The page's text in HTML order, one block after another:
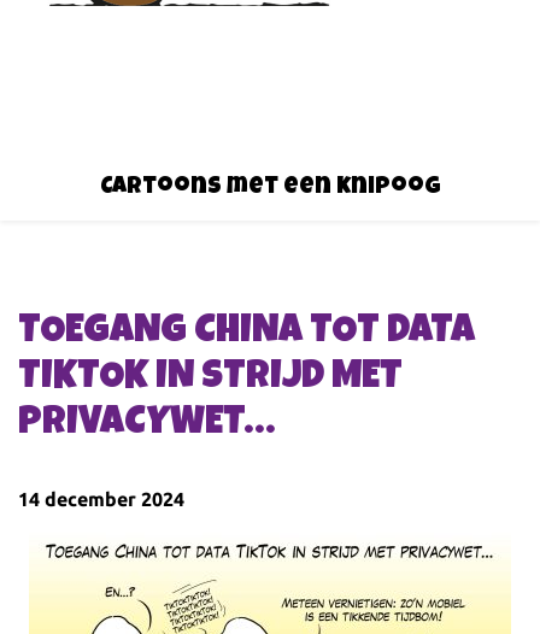
Cartoons met een knipoog
TOEGANG CHINA TOT DATA
TIKTOK IN STRIJD MET
PRIVACYWET…
14 december 2024